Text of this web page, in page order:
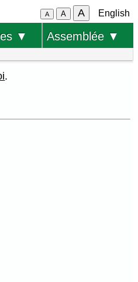
A A A English
▼ Assemblée ▼
.